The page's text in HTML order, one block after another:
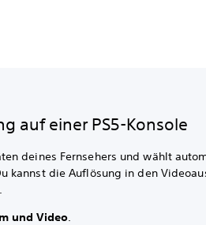
auf einer PS5-Konsole
deines Fernsehers und wählt
kannst die Auflösung in den
und Video.